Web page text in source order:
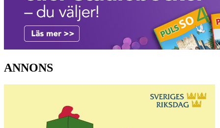
ANNONS